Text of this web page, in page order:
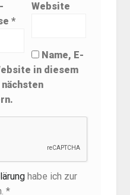
*
Website
Name, E-
in diesem
habe ich zur
*